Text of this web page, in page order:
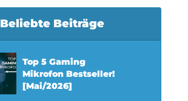
Beliebte Beiträge
Top 5 Gaming
Mikrofon Bestseller!
[Mai/2026]